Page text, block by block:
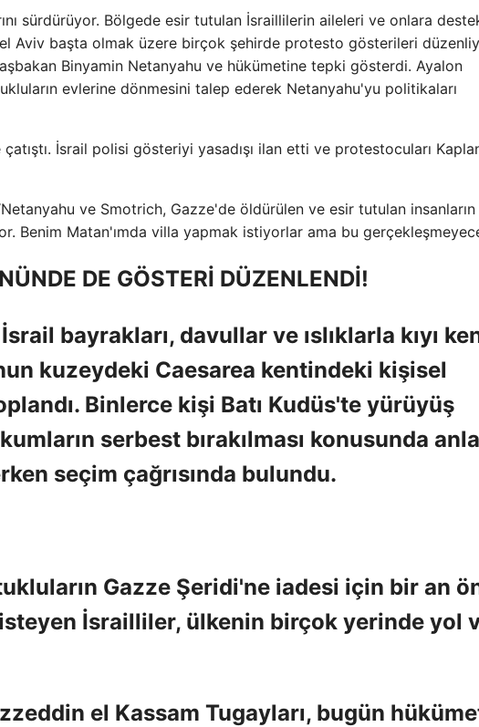
sürdürüyor. Bölgede esir tutulan İsraillilerin aileleri ve onlara
Aviv başta olmak üzere birçok şehirde protesto gösterileri
Binyamin Netanyahu ve hükümetine tepki gösterdi. Ayalon
evlerine dönmesini talep ederek Netanyahu'yu politikaları
İsrail polisi gösteriyi yasadışı ilan etti ve protestocuları
ve Smotrich, Gazze'de öldürülen ve esir tutulan insanların
Benim Matan'ımda villa yapmak istiyorlar ama bu
DE GÖSTERİ DÜZENLENDİ!
bayrakları, davullar ve ıslıklarla kıyı
kuzeydeki Caesarea kentindeki kişisel
Binlerce kişi Batı Kudüs'te yürüyüş
serbest bırakılması konusunda
seçim çağrısında bulundu.
Gazze Şeridi'ne iadesi için bir an
isteyen İsrailliler, ülkenin birçok yerinde yol
el Kassam Tugayları, bugün